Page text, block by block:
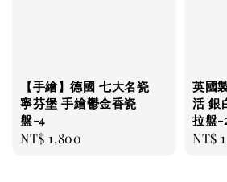
【手繪】德國 七大名瓷
寧芬堡 手繪鬱金香瓷
盤-4
Regular
NT$ 1,800
英國
活 銀
拉盤-
NT$